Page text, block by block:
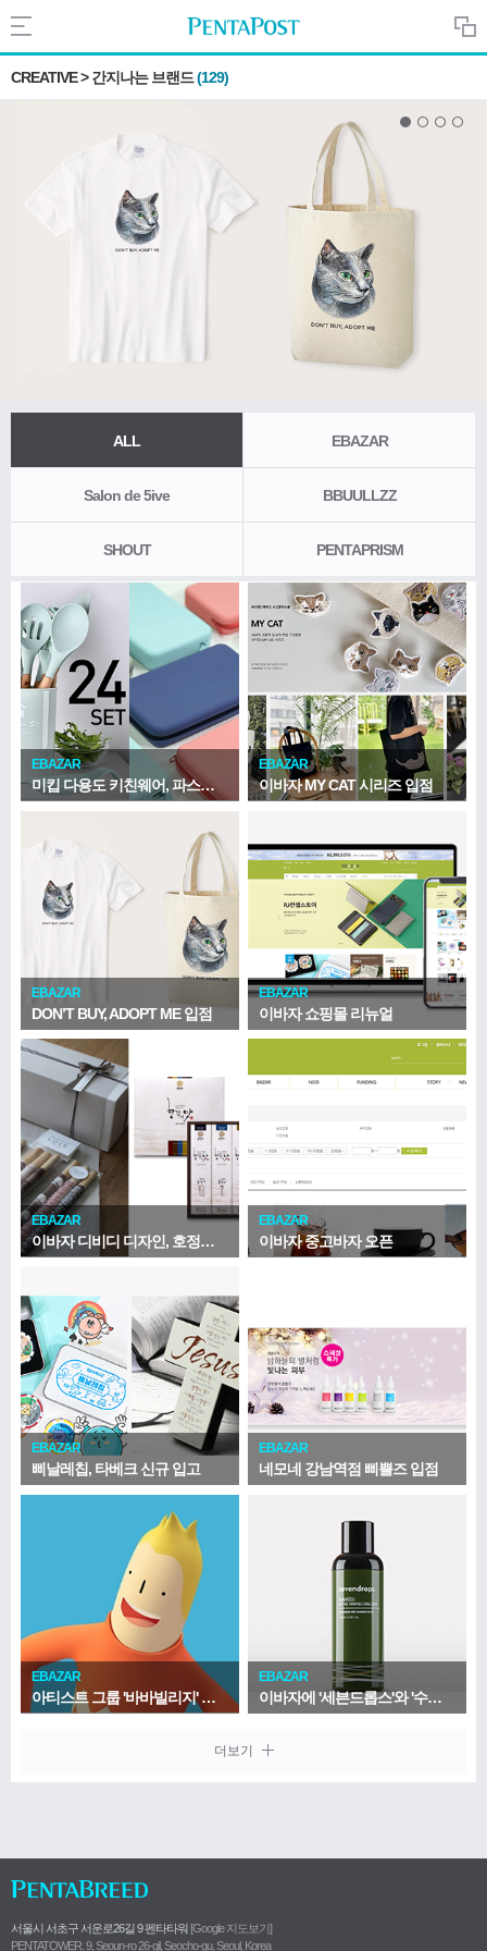
COMPANY
Search
PentaPost.net
CREATIVE>간지나는 브랜드(129)
ALL EBAZAR
Salon de 5ive BBUULLZZ
SHOUT PENTAPRISM
EBAZAR
미킵 다용도 키친웨어, 파스텔 파우치 신규 입고
EBAZAR
이바자 MY CAT 시리즈 입점
EBAZAR
DON’T BUY, ADOPT ME 입점
EBAZAR
이바자 쇼핑몰 리뉴얼
EBAZAR
이바자 디비디 디자인, 호정가 신규 입점
EBAZAR
이바자 중고바자 오픈
EBAZAR
삐날레칩, 타베크 신규 입고
EBAZAR
네모네 강남역점 삐쁠즈 입점
EBAZAR
아티스트 그룹 '바바빌리지' 신규 입점!
EBAZAR
이바자에 '세븐드롭스'와 '수예당' 신규 입점!
더보기
서울시 서초구 서운로26길 9 펜타타워 [Google 지도보기]
PENTATOWER. 9, Seoun-ro 26-gil, Seocho-gu, Seoul, Korea